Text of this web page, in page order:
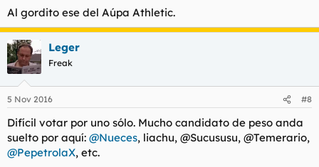
Al gordito ese del Aúpa Athletic.
Leger
Freak
5 Nov 2016 #8
Difícil votar por uno sólo. Mucho candidato de peso anda
suelto por aquí: @Nueces, liachu, @Sucususu, @Temerario,
@PepetrolaX, etc.